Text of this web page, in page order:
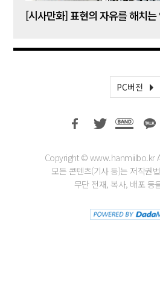
[시사만화] 표현의 자유를 해치는
PC버전
Copyright © www.hanmiilbo.kr
모든 콘텐츠(기사 등)는 저작권
무단 전재, 복사, 배포 등